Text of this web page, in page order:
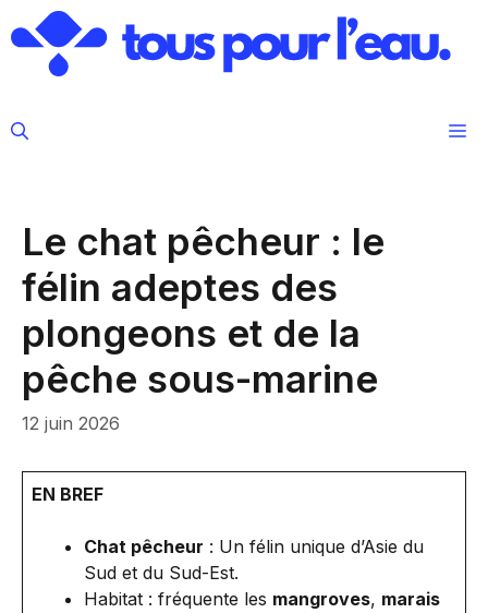
au
contenu
Le chat pêcheur : le
félin adeptes des
plongeons et de la
pêche sous-marine
12 juin 2026
EN BREF
Chat pêcheur : Un félin unique d’Asie du
Sud et du Sud-Est.
Habitat : fréquente les mangroves, marais